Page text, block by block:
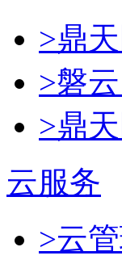
>鼎
>磐
>鼎
云服务
>云